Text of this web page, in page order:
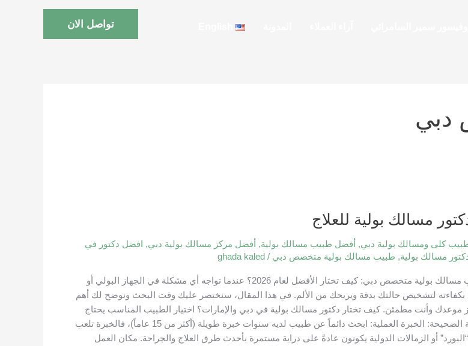
تواصل الان
دبي
مسالك بولية للعلاج
كلى ومسالك بولية دبي, أفضل طبيب مسالك بولية, أفضل مركز مسالك بولية دبي, افضل دكتور في
مسالك بولية, طبيب مسالك بولية متخصص دبي /
ghada kaled
طبيب مسالك بولية متخصص دبي طبيب مسالك بولية متخصص دبي طبيب مسالك بولية متخصص دبي: كيف تختار الأفضل لعام 2026؟ عندما تواجه أي مشكلة في الجهاز البولي أو
لتشخيص حالتك بدقة ويريحك من الألم. في هذا المقال، سنختصر عليك وقت البحث ونوضح لك أهم
موعدك وأنت مطمئن. كيف تختار دكتور مسالك بولية في دبي والإمارات؟ اختيار الطبيب المناسب يحتاج
إلى التركيز على بعض النقاط الأساسية لضمان حصولك على العناية الطبية الصحيحة: الخبرة العملية: ابحث دائماً عن طبيب لديه سنوات خبرة طويلة (أكثر من 15 عاماً)، فالخبرة تلعب
أو الزمالات الدولية يكونون عادةً على دراية مستمرة بأحدث طرق العلاج والجراحة. مكان العمل